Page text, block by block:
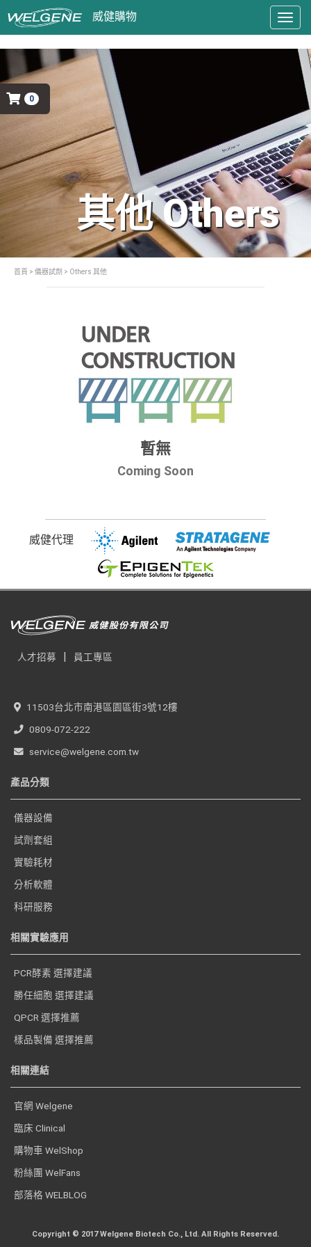
0
其他 Others
首頁 > 儀器試劑 > Others 其他
暫無
Coming Soon
威健代理
人才招募 | 員工專區
11503台北市南港區園區街3號12樓
0809-072-222
service@welgene.com.tw
產品分類
儀器設備
試劑套組
實驗耗材
分析軟體
科研服務
相關實驗應用
PCR酵素 選擇建議
勝任細胞 選擇建議
QPCR 選擇推薦
樣品製備 選擇推薦
相關連結
官網 Welgene
臨床 Clinical
購物車 WelShop
粉絲團 WelFans
部落格 WELBLOG
Copyright © 2017 Welgene Biotech Co., Ltd. All Rights Reserved.